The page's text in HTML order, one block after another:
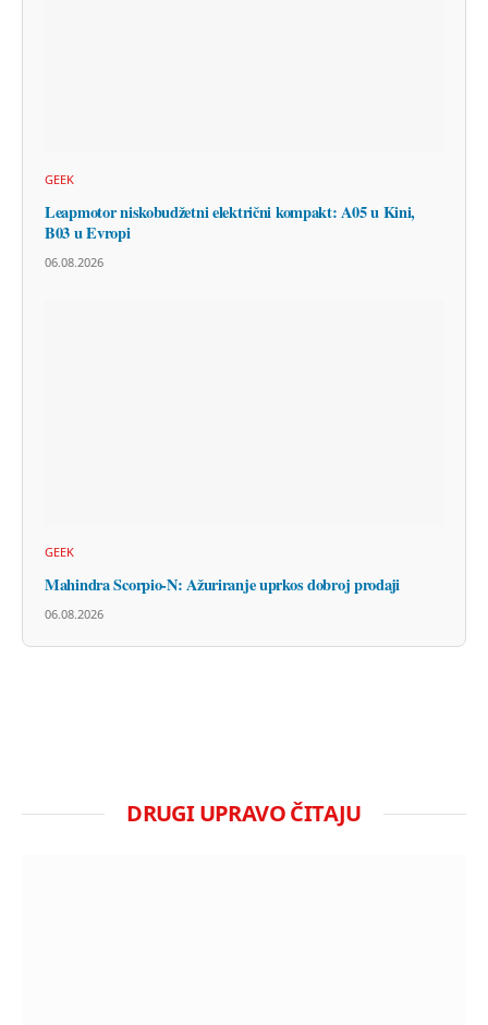
GEEK
Leapmotor niskobudžetni električni kompakt: A05 u Kini,
B03 u Evropi
06.08.2026
GEEK
Mahindra Scorpio-N: Ažuriranje uprkos dobroj prodaji
06.08.2026
DRUGI UPRAVO ČITAJU